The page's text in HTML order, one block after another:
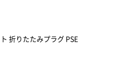
折りたたみプラグ PSE